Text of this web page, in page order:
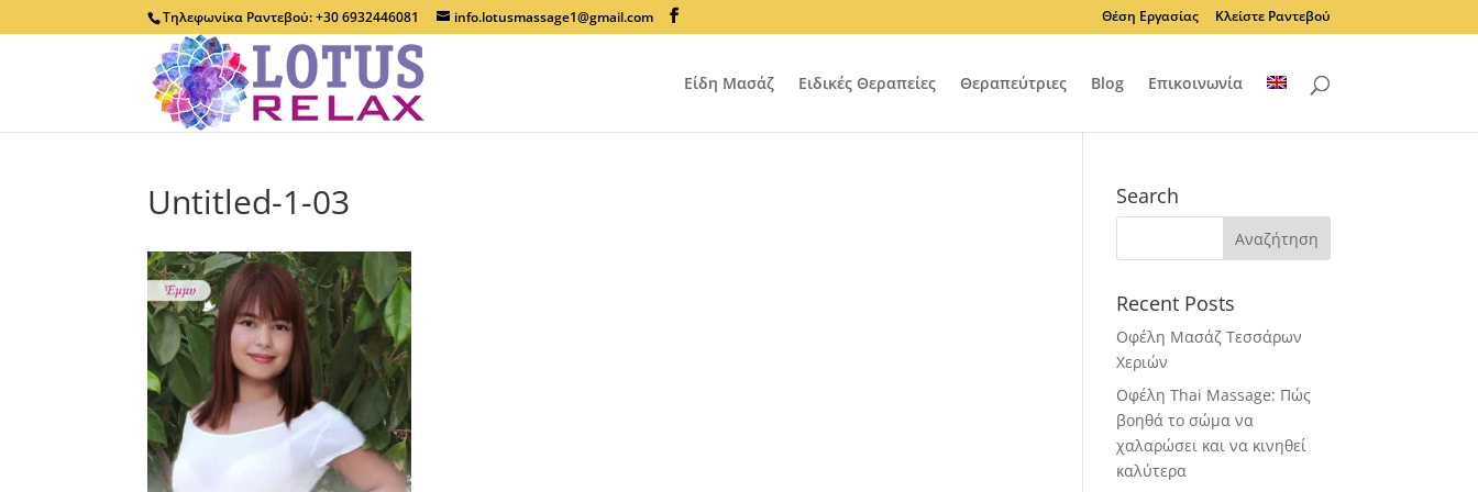
Τηλεφωνίκα Ραντεβού: +30 6932446081 info.lotusmassage1@gmail.com Θέση Εργασίας Κλείστε Ραντεβού
Είδη Μασάζ Ειδικές Θεραπείες Θεραπεύτριες Blog Επικοινωνία
Untitled-1-03 Search
Recent Posts
Οφέλη Μασάζ Τεσσάρων
Χεριών
Οφέλη Thai Massage: Πώς
βοηθά το σώμα να
χαλαρώσει και να κινηθεί
καλύτερα